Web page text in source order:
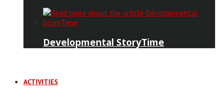
Developmental StoryTime
ACTIVITIES